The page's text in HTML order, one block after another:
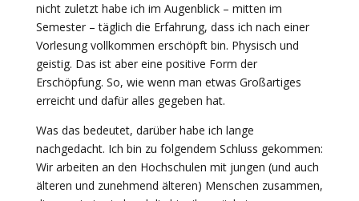
nicht zuletzt habe ich im Augenblick – mitten im
Semester – täglich die Erfahrung, dass ich nach einer
Vorlesung vollkommen erschöpft bin. Physisch und
geistig. Das ist aber eine positive Form der
Erschöpfung. So, wie wenn man etwas Großartiges
erreicht und dafür alles gegeben hat.
Was das bedeutet, darüber habe ich lange
nachgedacht. Ich bin zu folgendem Schluss gekommen:
Wir arbeiten an den Hochschulen mit jungen (und auch
älteren und zunehmend älteren) Menschen zusammen,